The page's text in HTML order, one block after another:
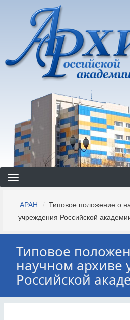
основному
содержанию
Строка
навигации
АРАН
Типовое положение о
учреждения Российской
Типовое
научном архиве
Российской